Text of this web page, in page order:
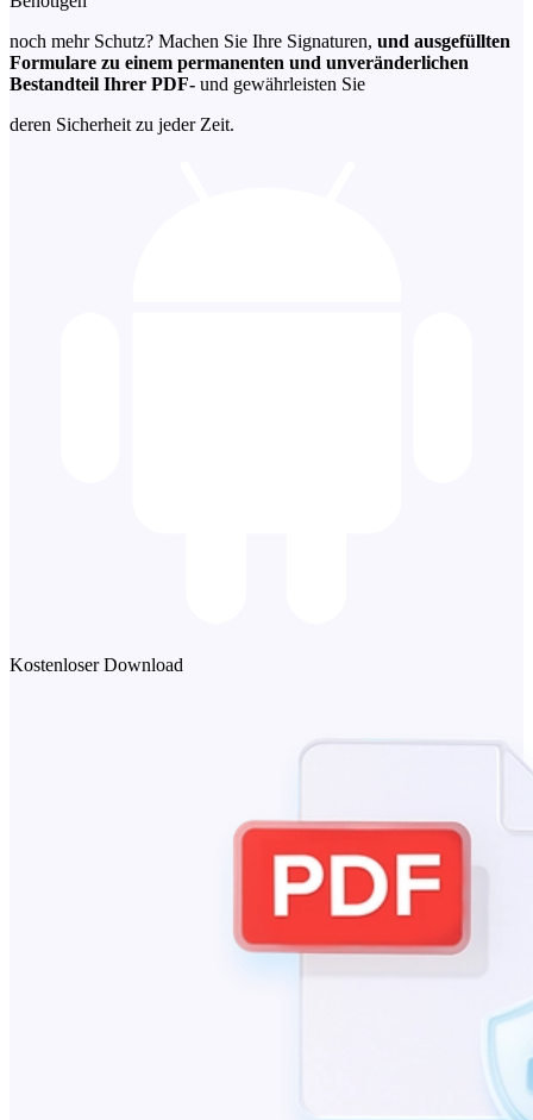
noch mehr Schutz? Machen Sie Ihre Signaturen, und ausgefüllten
Formulare zu einem permanenten und unveränderlichen
Bestandteil Ihrer PDF- und gewährleisten Sie
deren Sicherheit zu jeder Zeit.
Kostenloser Download